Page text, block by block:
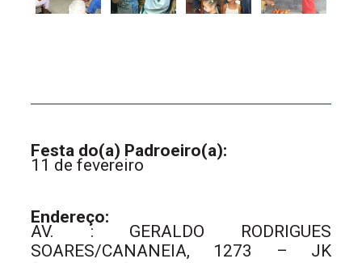
Festa do(a) Padroeiro(a):
11 de fevereiro
Endereço:
AV. : GERALDO RODRIGUES
SOARES/CANANEIA, 1273 – JK